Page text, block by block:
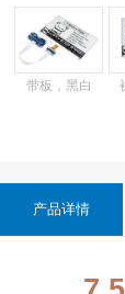
带板，黑白
产品详情